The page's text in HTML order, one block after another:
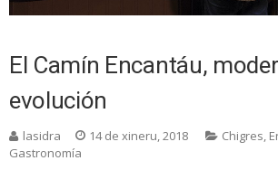
El Camín Encantáu,
evolución
lasidra 14 de xineru, 2018 Chigres,
Gastronomía